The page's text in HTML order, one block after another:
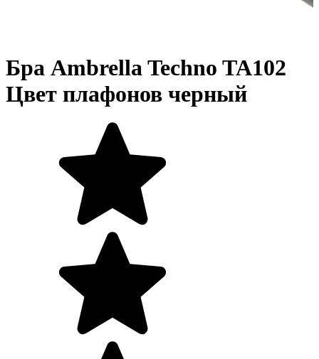
Бра Ambrella Techno TA102
Цвет плафонов черный